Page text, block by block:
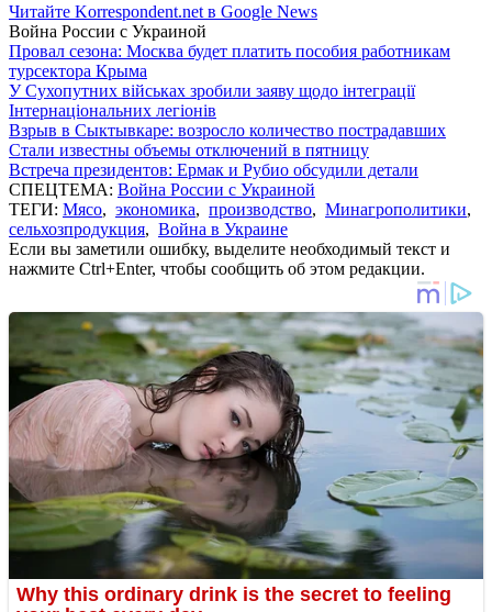
Читайте Korrespondent.net в Google News
Война России с Украиной
Провал сезона: Москва будет платить пособия работникам
турсектора Крыма
У Сухопутних військах зробили заяву щодо інтеграції
Інтернаціональних легіонів
Взрыв в Сыктывкаре: возросло количество пострадавших
Стали известны объемы отключений в пятницу
Встреча президентов: Ермак и Рубио обсудили детали
СПЕЦТЕМА: Война России с Украиной
ТЕГИ: Мясо, экономика, производство, Минагрополитики,
сельхозпродукция, Война в Украине
Если вы заметили ошибку, выделите необходимый текст и
нажмите Ctrl+Enter, чтобы сообщить об этом редакции.